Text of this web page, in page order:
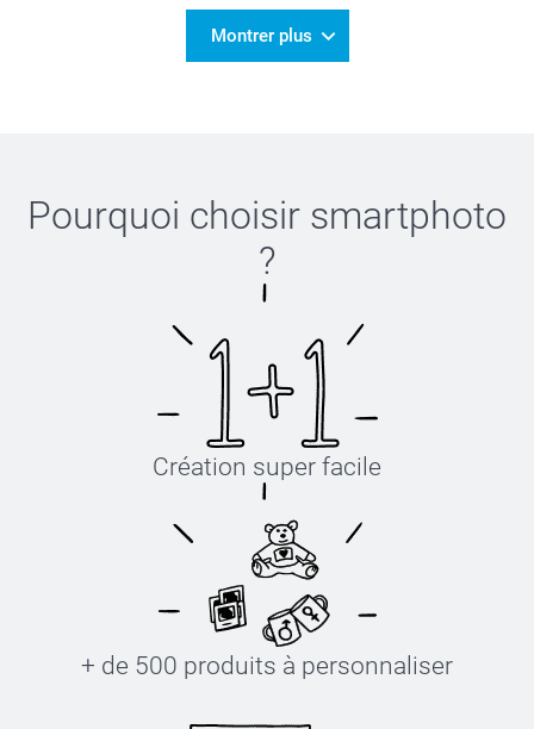
Montrer plus
Pourquoi choisir smartphoto
?
Création super facile
+ de 500 produits à personnaliser